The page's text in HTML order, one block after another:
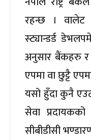
रहन्छ । वालेट
स्ट्यान्डर्ड
अनुसार बैंकहरु र
एपमा वा छुट्टै
यसो हुँदा कुनै
सेवा
सीबीडीसी